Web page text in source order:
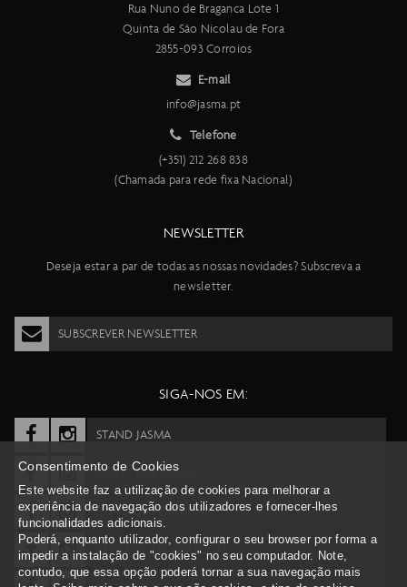
Rua Nuno de Braganca Lote 1
Quinta de São Nicolau de Fora
2855-093 Corroios
E-mail
info@jasma.pt
Telefone
(+351) 212 268 838
(Chamada para rede fixa Nacional)
NEWSLETTER
Deseja estar a par de todas as nossas novidades? Subscreva a
newsletter.
SUBSCREVER NEWSLETTER
SIGA-NOS EM:
STAND JASMA
SCOTT PORTUGAL
SYNCROS PORTUGAL
BERGAMONT PORTUGAL
Consentimento de Cookies
Este website faz a utilização de cookies para melhorar a
experiência de navegação dos utilizadores e fornecer-lhes
funcionalidades adicionais.
Poderá, enquanto utilizador, configurar o seu browser por forma a
impedir a instalação de "cookies" no seu computador. Note,
contudo, que essa opção poderá tornar a sua navegação mais